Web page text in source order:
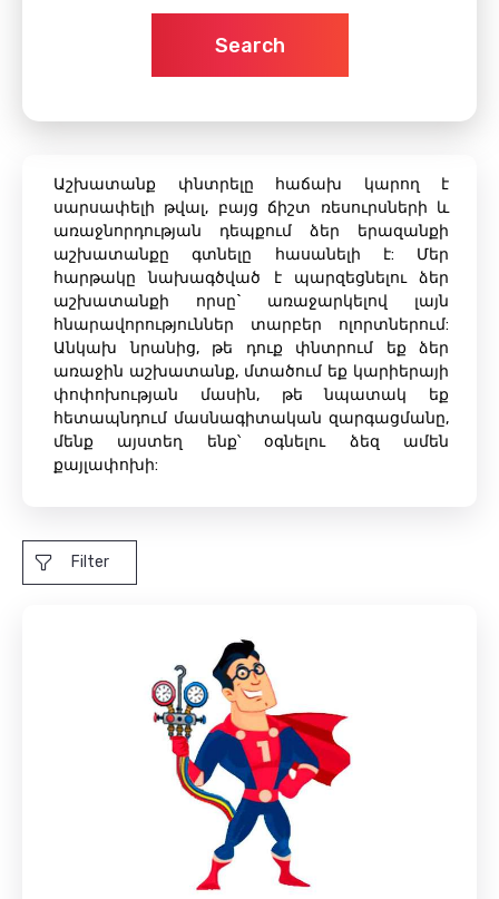
Search
Աշխատանք փնտրելը հաճախ կարող է
սարսափելի թվալ, բայց ճիշտ ռեսուրսների և
առաջնորդության դեպքում ձեր երազանքի
աշխատանքը գտնելը հասանելի է: Մեր
հարթակը նախագծված է պարզեցնելու ձեր
աշխատանքի որսը` առաջարկելով լայն
հնարավորություններ տարբեր ոլորտներում:
Անկախ նրանից, թե դուք փնտրում եք ձեր
առաջին աշխատանք, մտածում եք կարիերայի
փոփոխության մասին, թե նպատակ եք
հետապնդում մասնագիտական ​​զարգացմանը,
մենք այստեղ ենք՝ օգնելու ձեզ ամեն
քայլափոխի:
Filter